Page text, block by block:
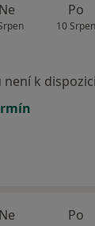
Ne Po
10 Srpen
k dispozici
Ne Po